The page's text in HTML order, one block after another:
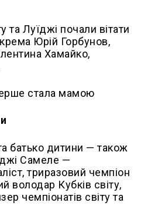
та Луїджі почали вітати
Юрій Горбунов,
Хамайко,
батько дитини — також
Самеле —
триразовий чемпіон
володар Кубків світу,
чемпіонатів світу та